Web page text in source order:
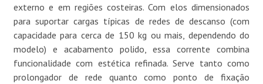
externo e em regiões costeiras. Com elos dimensionados
para suportar cargas típicas de redes de descanso (com
capacidade para cerca de 150 kg ou mais, dependendo do
modelo) e acabamento polido, essa corrente combina
funcionalidade com estética refinada. Serve tanto como
prolongador de rede quanto como ponto de fixação